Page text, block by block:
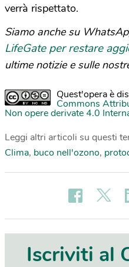
verrà rispettato.
Siamo anche su
LifeGate per restare
ultime notizie e sulle
Quest'opera è
Commons
Non opere derivate 4.0
Leggi altri articoli su questi
Clima, buco nell'ozono,
Iscriviti al